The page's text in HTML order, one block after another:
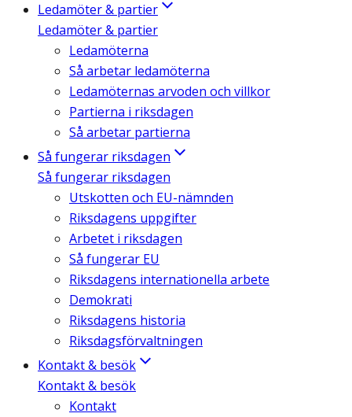
Ledamöter & partier
Ledamöter & partier
Ledamöterna
Så arbetar ledamöterna
Ledamöternas arvoden och villkor
Partierna i riksdagen
Så arbetar partierna
Så fungerar riksdagen
Så fungerar riksdagen
Utskotten och EU-nämnden
Riksdagens uppgifter
Arbetet i riksdagen
Så fungerar EU
Riksdagens internationella arbete
Demokrati
Riksdagens historia
Riksdagsförvaltningen
Kontakt & besök
Kontakt & besök
Kontakt